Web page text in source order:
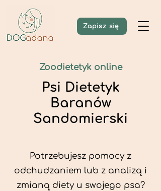
Zapisz się
Zoodietetyk online
Psi Dietetyk
Baranów
Sandomierski
Potrzebujesz pomocy z
odchudzaniem lub z analizą i
zmianą diety u swojego psa?